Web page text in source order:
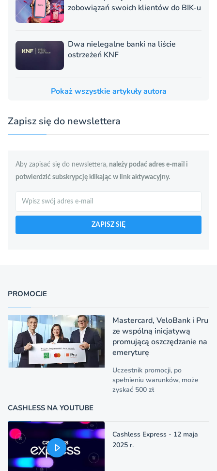
zobowiązań swoich klientów do BIK-u
Dwa nielegalne banki na liście
ostrzeżeń KNF
Pokaż wszystkie artykuły autora
Zapisz się do newslettera
Aby zapisać się do newslettera, należy podać adres e-mail i
potwierdzić subskrypcję klikając w link aktywacyjny.
ZAPISZ SIĘ
PROMOCJE
Mastercard, VeloBank i Pru
ze wspólną inicjatywą
promującą oszczędzanie na
emeryturę
Uczestnik promocji, po
spełnieniu warunków, może
zyskać 500 zł
CASHLESS NA YOUTUBE
Cashless Express - 12 maja
2025 r.